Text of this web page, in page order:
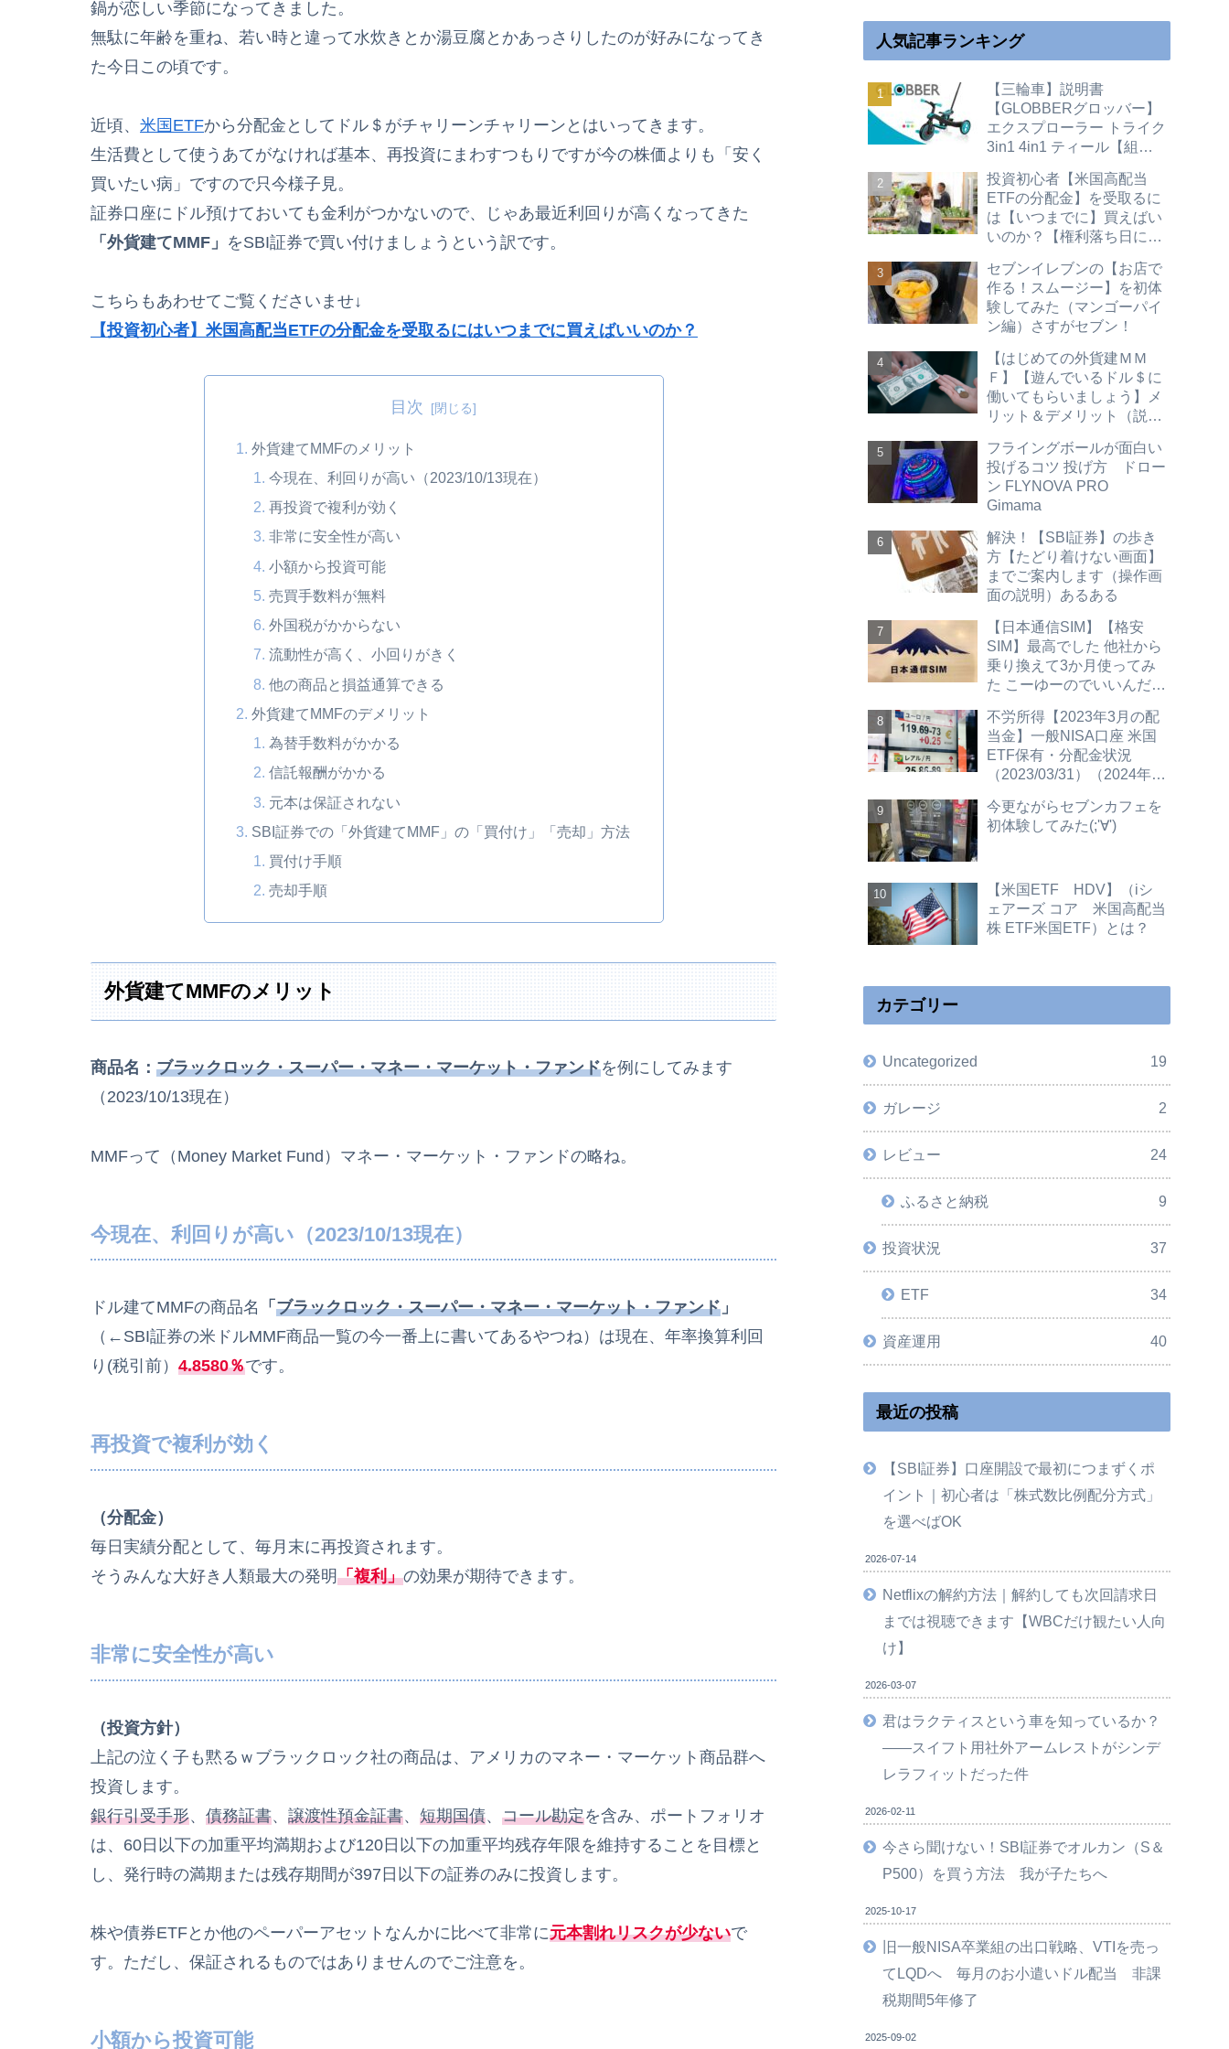
鍋が恋しい季節になってきました。
無駄に年齢を重ね、若い時と違って水炊きとか湯豆腐とかあっさりしたのが好みになってき
た今日この頃です。
近頃、 米国ETFから分配金としてドル＄がチャリーンチャリーンとはいってきます。
生活費として使うあてがなければ基本、再投資にまわすつもりですが今の株価よりも「安く
買いたい病」ですので只今様子見。
証券口座にドル預けておいても金利がつかないので、じゃあ最近利回りが高くなってきた
「外貨建てMMF」 をSBI証券で買い付けましょうという訳です。
こちらもあわせてご覧くださいませ↓
【投資初心者】米国高配当ETFの分配金を受取るにはいつまでに買えばいいのか？
目次
外貨建てMMFのメリット
今現在、利回りが高い（2023/10/13現在）
再投資で複利が効く
非常に安全性が高い
小額から投資可能
売買手数料が無料
外国税がかからない
流動性が高く、小回りがきく
他の商品と損益通算できる
外貨建てMMFのデメリット
為替手数料がかかる
信託報酬がかかる
元本は保証されない
SBI証券での「外貨建てMMF」の「買付け」「売却」方法
買付け手順
売却手順
外貨建てMMFのメリット
商品名： ブラックロック・スーパー・マネー・マーケット・ファンドを例にしてみます
（2023/10/13現在）
MMFって（Money Market Fund）マネー・マーケット・ファンドの略ね。
今現在、利回りが高い（2023/10/13現在）
ドル建てMMFの商品名 「 ブラックロック・スーパー・マネー・マーケット・ファンド 」
（←SBI証券の米ドルMMF商品一覧の今一番上に書いてあるやつね）は現在、年率換算利回
り(税引前） 4.8580％です。
再投資で複利が効く
（分配金）
毎日実績分配として、毎月末に再投資されます。
そうみんな大好き人類最大の発明「複利」の効果が期待できます。
非常に安全性が高い
（投資方針）
上記の泣く子も黙るｗブラックロック社の商品は、アメリカのマネー・マーケット商品群へ
投資します。
銀行引受手形、 債務証書、 譲渡性預金証書、 短期国債、 コール勘定を含み、ポートフォリオ
は、60日以下の加重平均満期および120日以下の加重平均残存年限を維持することを目標と
し、発行時の満期または残存期間が397日以下の証券のみに投資します。
株や債券ETFとか他のペーパーアセットなんかに比べて非常に元本割れリスクが少ないで
す。ただし、保証されるものではありませんのでご注意を。
小額から投資可能
人気記事ランキング
【三輪車】説明書
【GLOBBERグロッバー】
エクスプローラー トライク
3in1 4in1 ティール【組立
身】二輪
投資初心者【米国高配当
ETFの分配金】を受取るに
は【いつまでに】買えばい
いのか？【権利落ち日につ
優待 不労所得）hdv spyd
vym vti vt vig agg vwob
2026
セブンイレブンの【お店で
作る！スムージー】を初体
験してみた（マンゴーパイ
ン編）さすがセブン！
【はじめての外貨建ＭＭ
Ｆ】【遊んでいるドル＄に
働いてもらいましょう】メ
リット＆デメリット（説明
編）hdv spyd vym vti vt vig
agg vwob
フライングボールが面白い
投げるコツ 投げ方 ドロー
ン FLYNOVA PRO
Gimama
解決！【SBI証券】の歩き
方【たどり着けない画面】
までご案内します（操作画
面の説明）あるある
【日本通信SIM】【格安
SIM】最高でした 他社から
乗り換えて3か月使ってみ
た こーゆーのでいいんだよ
ラン紹介）
不労所得【2023年3月の配
当金】一般NISA口座 米国
ETF保有・分配金状況
（2023/03/31）（2024年新
今更ながらセブンカフェを
初体験してみた(;'∀')
【米国ETF HDV】（iシ
ェアーズ コア 米国高配当
株 ETF米国ETF）とは？
カテゴリー
Uncategorized 19
ガレージ 2
レビュー 24
ふるさと納税 9
投資状況 37
ETF 34
資産運用 40
最近の投稿
【SBI証券】口座開設で最初につまずくポ
イント｜初心者は「株式数比例配分方式」
を選べばOK
2026-07-14
Netflixの解約方法｜解約しても次回請求日
までは視聴できます【WBCだけ観たい人向
け】
2026-03-07
君はラクティスという車を知っているか？
――スイフト用社外アームレストがシンデ
レラフィットだった件
2026-02-11
今さら聞けない！SBI証券でオルカン（S＆
P500）を買う方法 我が子たちへ
2025-10-17
旧一般NISA卒業組の出口戦略、VTIを売っ
てLQDへ 毎月のお小遣いドル配当 非課
税期間5年修了
2025-09-02